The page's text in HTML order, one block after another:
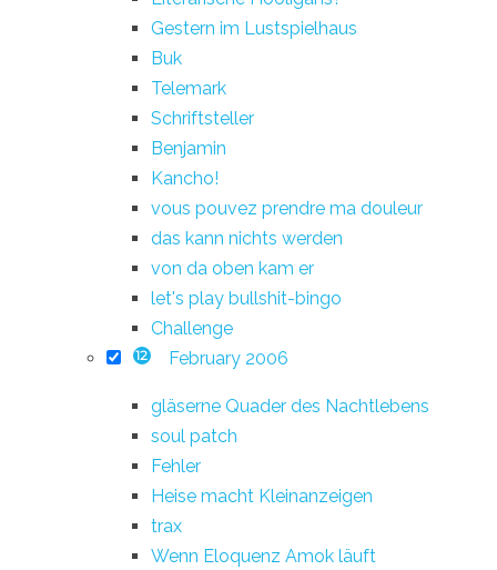
Gestern im Lustspielhaus
Buk
Telemark
Schriftsteller
Benjamin
Kancho!
vous pouvez prendre ma douleur
das kann nichts werden
von da oben kam er
let's play bullshit-bingo
Challenge
12 February 2006
gläserne Quader des Nachtlebens
soul patch
Fehler
Heise macht Kleinanzeigen
trax
Wenn Eloquenz Amok läuft